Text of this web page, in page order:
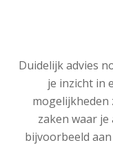
Duidelijk advies
je inzicht in
mogelijkheden
zaken waar
bijvoorbeeld